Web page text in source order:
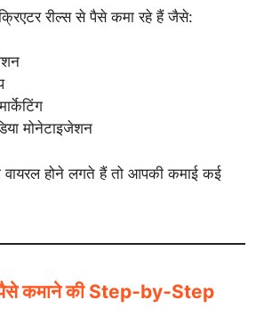
रील्स से पैसे कमा रहे हैं जैसे:
मोनेटाइजेशन
वायरल होने लगते हैं तो आपकी कमाई कई
कमाने की Step‑by‑Step